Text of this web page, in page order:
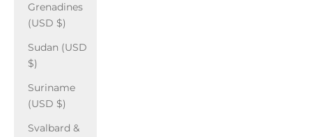
Grenadines
(USD $)
Sudan (USD
$)
Suriname
(USD $)
Svalbard &